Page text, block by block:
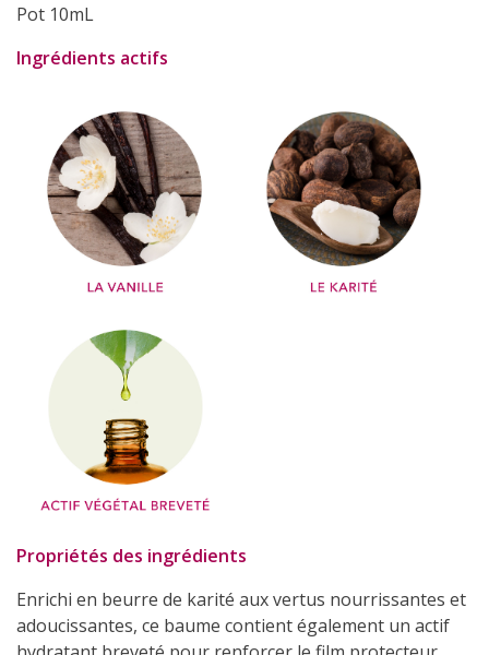
Pot 10mL
Ingrédients actifs
Propriétés des ingrédients
Enrichi en beurre de karité aux vertus nourrissantes et
adoucissantes, ce baume contient également un actif